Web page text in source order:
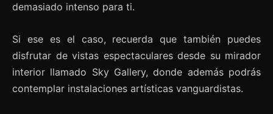
demasiado intenso para ti.
Si ese es el caso, recuerda que también puedes
disfrutar de vistas espectaculares desde su mirador
interior llamado Sky Gallery, donde además podrás
contemplar instalaciones artísticas vanguardistas.